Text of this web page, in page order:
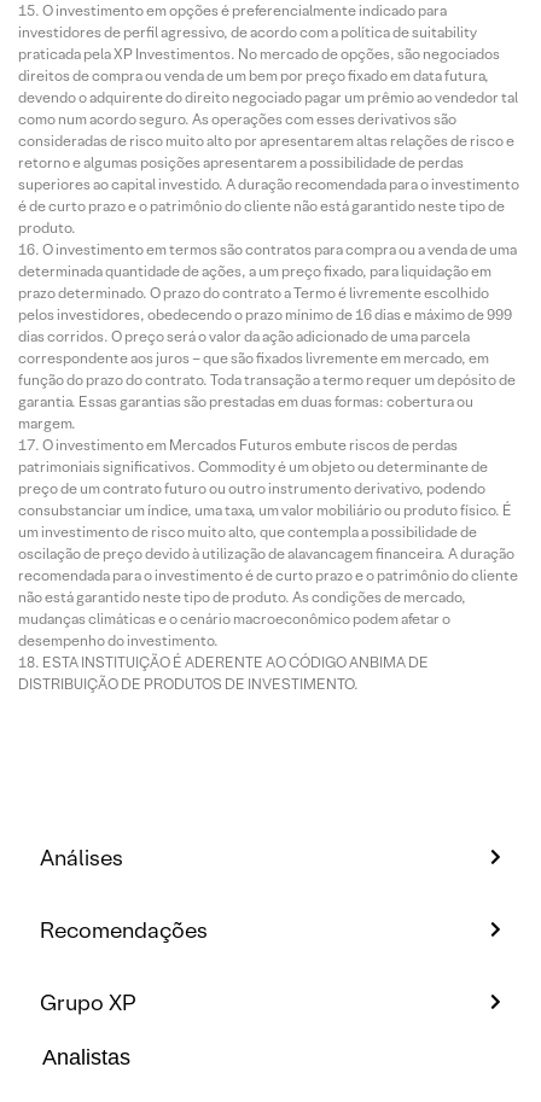
O investimento em opções é preferencialmente indicado para
investidores de perfil agressivo, de acordo com a política de suitability
praticada pela XP Investimentos. No mercado de opções, são negociados
direitos de compra ou venda de um bem por preço fixado em data futura,
devendo o adquirente do direito negociado pagar um prêmio ao vendedor tal
como num acordo seguro. As operações com esses derivativos são
consideradas de risco muito alto por apresentarem altas relações de risco e
retorno e algumas posições apresentarem a possibilidade de perdas
superiores ao capital investido. A duração recomendada para o investimento
é de curto prazo e o patrimônio do cliente não está garantido neste tipo de
produto.
O investimento em termos são contratos para compra ou a venda de uma
determinada quantidade de ações, a um preço fixado, para liquidação em
prazo determinado. O prazo do contrato a Termo é livremente escolhido
pelos investidores, obedecendo o prazo mínimo de 16 dias e máximo de 999
dias corridos. O preço será o valor da ação adicionado de uma parcela
correspondente aos juros – que são fixados livremente em mercado, em
função do prazo do contrato. Toda transação a termo requer um depósito de
garantia. Essas garantias são prestadas em duas formas: cobertura ou
margem.
O investimento em Mercados Futuros embute riscos de perdas
patrimoniais significativos. Commodity é um objeto ou determinante de
preço de um contrato futuro ou outro instrumento derivativo, podendo
consubstanciar um índice, uma taxa, um valor mobiliário ou produto físico. É
um investimento de risco muito alto, que contempla a possibilidade de
oscilação de preço devido à utilização de alavancagem financeira. A duração
recomendada para o investimento é de curto prazo e o patrimônio do cliente
não está garantido neste tipo de produto. As condições de mercado,
mudanças climáticas e o cenário macroeconômico podem afetar o
desempenho do investimento.
ESTA INSTITUIÇÃO É ADERENTE AO CÓDIGO ANBIMA DE
DISTRIBUIÇÃO DE PRODUTOS DE INVESTIMENTO.
Análises
Recomendações
Grupo XP
Analistas